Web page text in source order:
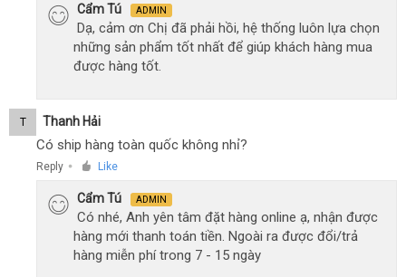
Cẩm Tú ADMIN
Dạ, cảm ơn Chị đã phải hồi, hệ thống luôn lựa chọn
những sản phẩm tốt nhất để giúp khách hàng mua
được hàng tốt.
T Thanh Hải
Có ship hàng toàn quốc không nhỉ?
Reply ● Like
Cẩm Tú ADMIN
Có nhé, Anh yên tâm đặt hàng online ạ, nhận được
hàng mới thanh toán tiền. Ngoài ra được đổi/trả
hàng miễn phí trong 7 - 15 ngày